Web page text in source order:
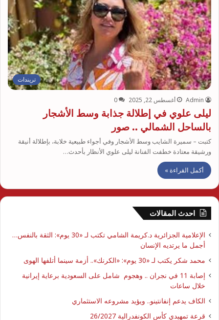
تريندات
Admin أغسطس 22, 2025 0
ليلى علوي في إطلالة جذابة وسط الأشجار
بالساحل الشمالي .. صور
كتبت – سميرة الشايب وسط الأشجار وفي أجواء طبيعية خلابة، بإطلالة أنيقة
ورشيقة معتادة خطفت الفنانة ليلى علوي الأنظار بأحدث…
أكمل القراءة »
احدث المقالات
الإعلامية الجزائرية د.كريمة الشامي تكتب لـ «30 يوم»: الثقة بالنفس…
أجمل ما يرتديه الإنسان
محمد شكر يكتب لـ «30 يوم»: «الكرنك».. أزمة سينما أتلفها الهوى
إصابة 11 في نجران .. وهجوم شامل على السعودية برعاية إيرانية
خلال ساعات
الكاف يدعم إنفانتينو.. ويؤيد مشروعه الاستثماري
قرعة تمهيدي كأس الكونفدرالية 26/2027